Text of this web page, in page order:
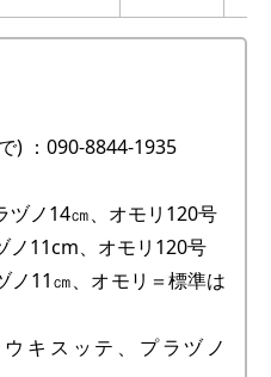
) ：090-8844-1935
ヅノ14㎝、オモリ120号
ノ11cm、オモリ120号
ノ11㎝、オモリ＝標準は
キスッテ、プラヅノ